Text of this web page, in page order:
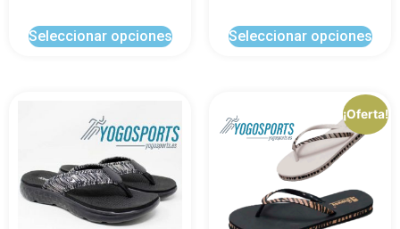
Seleccionar opciones Seleccionar opciones
¡Oferta!